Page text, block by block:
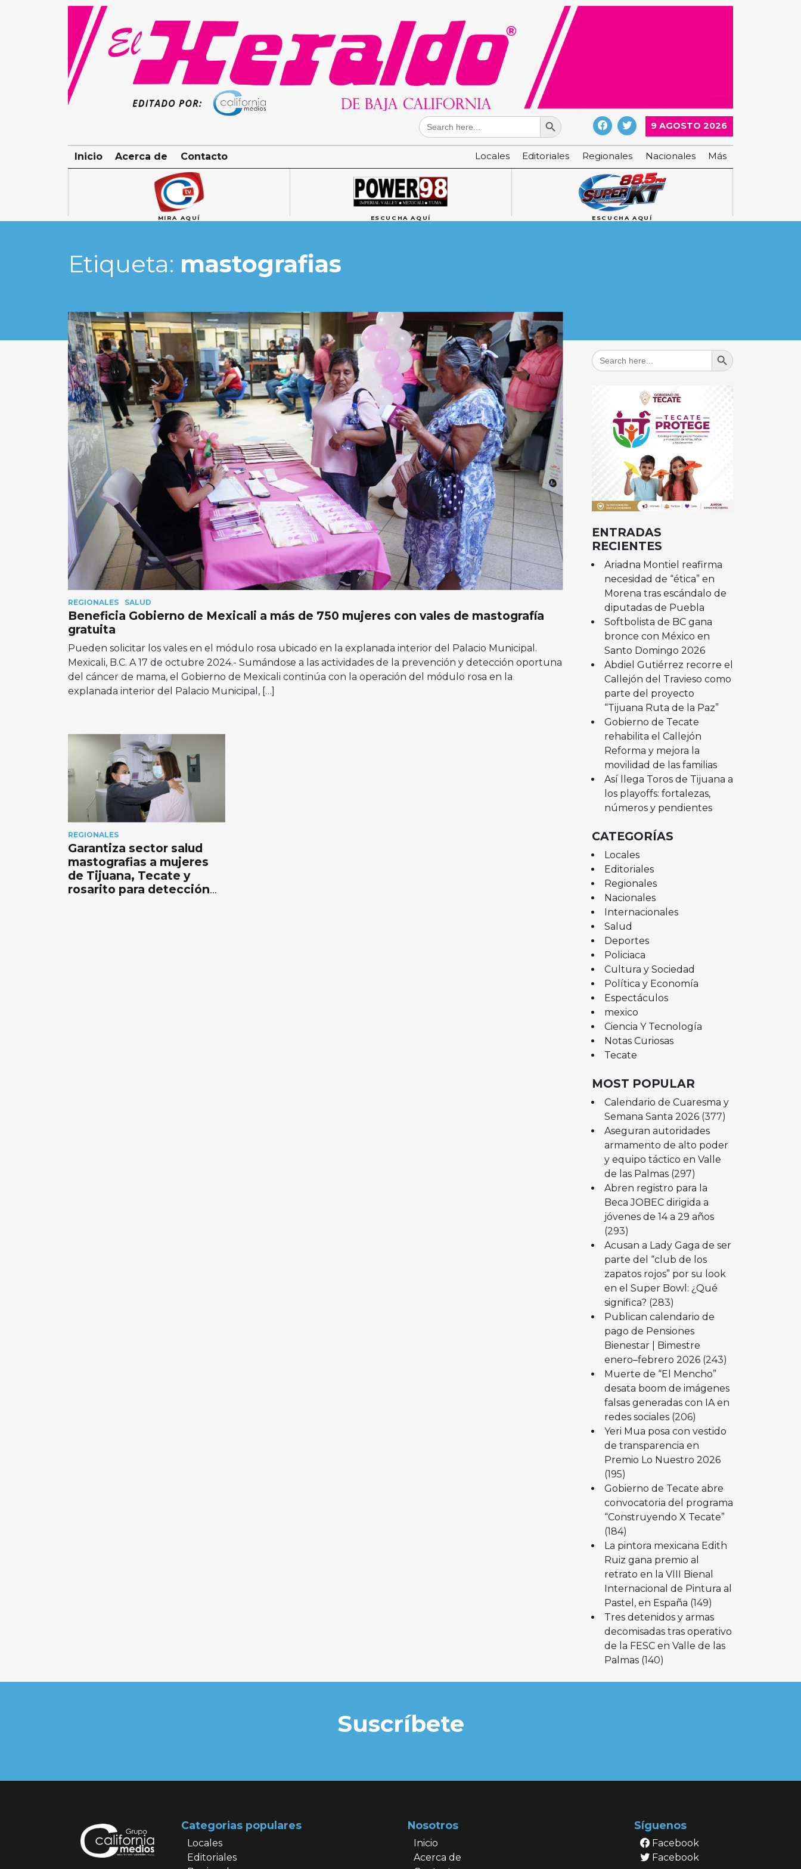
Search
for:
Search Button
9 AGOSTO 2026
Locales Editoriales Regionales Nacionales Más
Inicio Acerca de Contacto
MIRA AQUÍ ESCUCHA AQUÍ ESCUCHA AQUÍ
Etiqueta: mastografias
REGIONALES SALUD
Beneficia Gobierno de Mexicali a más de 750 mujeres con vales de mastografía
gratuita
Pueden solicitar los vales en el módulo rosa ubicado en la explanada interior del Palacio Municipal.
Mexicali, B.C. A 17 de octubre 2024.- Sumándose a las actividades de la prevención y detección oportuna
del cáncer de mama, el Gobierno de Mexicali continúa con la operación del módulo rosa en la
explanada interior del Palacio Municipal, […]
REGIONALES
Garantiza sector salud
mastografias a mujeres
de Tijuana, Tecate y
rosarito para detección
Search
for:
Search Button
ENTRADAS
RECIENTES
Ariadna Montiel reafirma
necesidad de “ética” en
Morena tras escándalo de
diputadas de Puebla
Softbolista de BC gana
bronce con México en
Santo Domingo 2026
Abdiel Gutiérrez recorre el
Callejón del Travieso como
parte del proyecto
“Tijuana Ruta de la Paz”
Gobierno de Tecate
rehabilita el Callejón
Reforma y mejora la
movilidad de las familias
Así llega Toros de Tijuana a
los playoffs: fortalezas,
números y pendientes
CATEGORÍAS
Locales
Editoriales
Regionales
Nacionales
Internacionales
Salud
Deportes
Policiaca
Cultura y Sociedad
Política y Economía
Espectáculos
mexico
Ciencia Y Tecnología
Notas Curiosas
Tecate
MOST POPULAR
Calendario de Cuaresma y
Semana Santa 2026 (377)
Aseguran autoridades
armamento de alto poder
y equipo táctico en Valle
de las Palmas (297)
Abren registro para la
Beca JOBEC dirigida a
jóvenes de 14 a 29 años
(293)
Acusan a Lady Gaga de ser
parte del “club de los
zapatos rojos” por su look
en el Super Bowl: ¿Qué
significa? (283)
Publican calendario de
pago de Pensiones
Bienestar | Bimestre
enero–febrero 2026 (243)
Muerte de “El Mencho”
desata boom de imágenes
falsas generadas con IA en
redes sociales (206)
Yeri Mua posa con vestido
de transparencia en
Premio Lo Nuestro 2026
(195)
Gobierno de Tecate abre
convocatoria del programa
“Construyendo X Tecate”
(184)
La pintora mexicana Edith
Ruiz gana premio al
retrato en la VIII Bienal
Internacional de Pintura al
Pastel, en España (149)
Tres detenidos y armas
decomisadas tras operativo
de la FESC en Valle de las
Palmas (140)
Suscríbete
Categorias populares
Locales
Editoriales
Nosotros
Inicio
Acerca de
Síguenos
Facebook
Facebook